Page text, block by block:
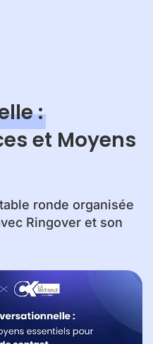
:
et Moyens
ronde organisée
Ringover et son